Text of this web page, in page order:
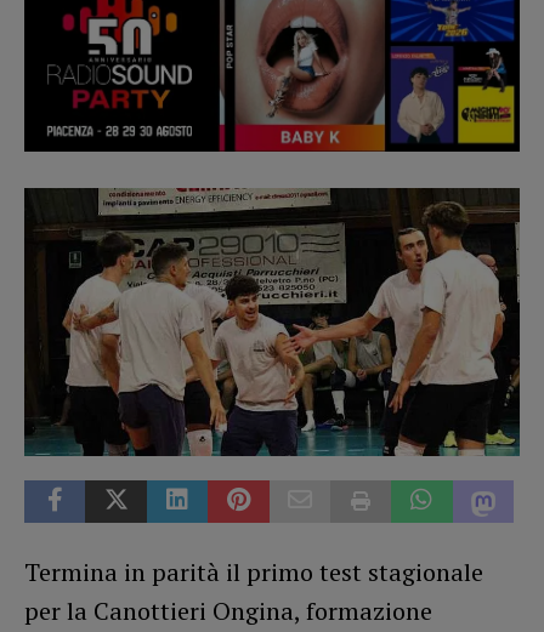
Termina in parità il primo test stagionale
per la Canottieri Ongina, formazione